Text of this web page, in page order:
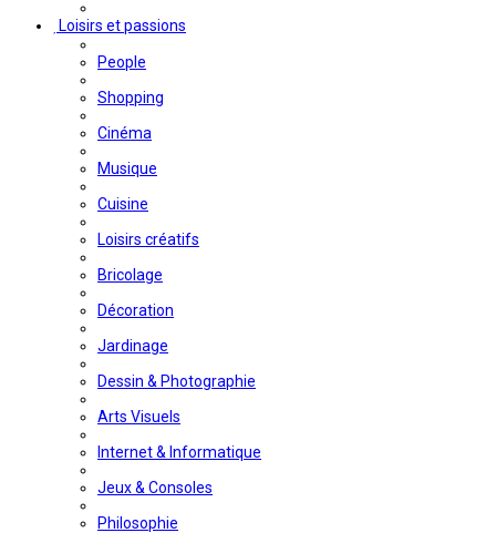
Loisirs et passions
People
Shopping
Cinéma
Musique
Cuisine
Loisirs créatifs
Bricolage
Décoration
Jardinage
Dessin & Photographie
Arts Visuels
Internet & Informatique
Jeux & Consoles
Philosophie